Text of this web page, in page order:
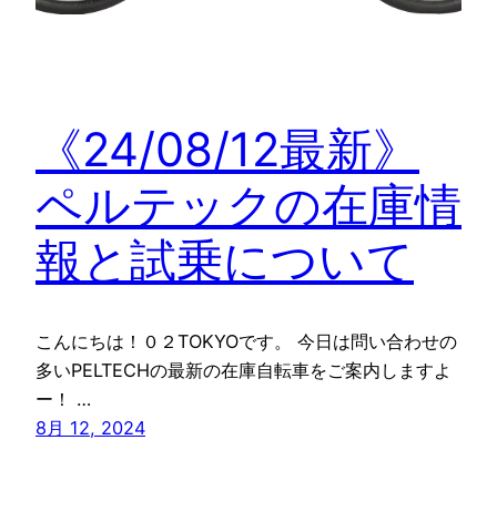
《24/08/12最新》
ペルテックの在庫情
報と試乗について
こんにちは！０２TOKYOです。 今日は問い合わせの
多いPELTECHの最新の在庫自転車をご案内しますよ
ー！ …
8月 12, 2024